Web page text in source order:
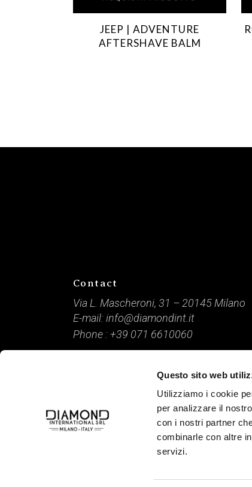
Questo sito web
Utilizziamo i cookie
per analizzare il
con i nostri partner
combinarle con altre
servizi.
JEEP | ADVENTURE
AFTERSHAVE BALM
Contact
Via L. Mascheroni, 31 – 20145 Milano
E-mail: info@diamondint.it
Phone : +39 071 6610060
Capitale Sociale: € 10.000 / © 2021 Tutti i diritti
www.lamponemedia.it